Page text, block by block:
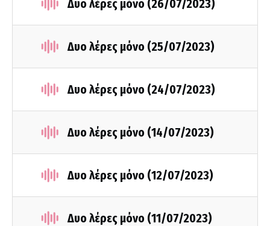
Δυο λέρες μόνο (26/07/2023)
Δυο λέρες μόνο (25/07/2023)
Δυο λέρες μόνο (24/07/2023)
Δυο λέρες μόνο (14/07/2023)
Δυο λέρες μόνο (12/07/2023)
Δυο λέρες μόνο (11/07/2023)